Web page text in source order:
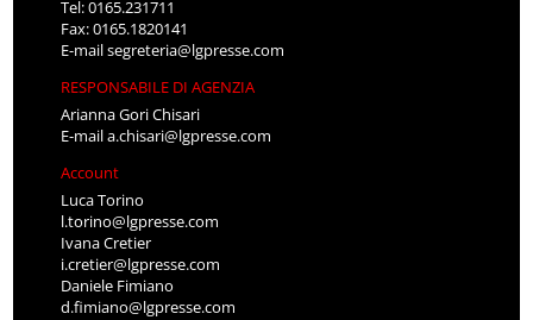
Tel: 0165.231711
Fax: 0165.1820141
E-mailsegreteria@lgpresse.com
RESPONSABILE DI AGENZIA
Arianna Gori Chisari
E-maila.chisari@lgpresse.com
Account
Luca Torino
l.torino@lgpresse.com
Ivana Cretier
i.cretier@lgpresse.com
Daniele Fimiano
d.fimiano@lgpresse.com